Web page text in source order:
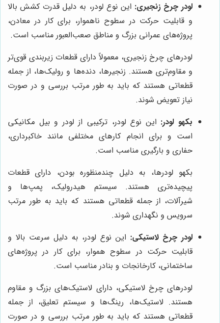
لودر چرخ زنجیری: این نوع لودر، به دلیل قدرت کشش بالا
و قابلیت حرکت در سطوح ناهموار، برای کار در معادن،
پروژه‌های عمرانی بزرگ و مناطق صعب‌العبور مناسب است.
لودرهای چرخ زنجیری، معمولاً دارای قطعات زیربندی قوی‌تر
و مقاوم‌تری هستند. زنجیرها، دنده‌ها و رولیک‌ها، از جمله
قطعاتی هستند که باید به طور مرتب بررسی و در صورت
نیاز تعویض شوند.
بکهو لودر: این نوع لودر، ترکیبی از لودر و بیل مکانیکی
است و برای انجام کارهای مختلفی مانند خاکبرداری،
حفاری و بارگیری مناسب است.
بکهو لودرها، به دلیل چندمنظوره بودن، دارای قطعات
پیچیده‌تری هستند. سیستم هیدرولیک، پمپ‌ها و
شیرآلات، از جمله قطعاتی هستند که باید به طور مرتب
سرویس و نگهداری شوند.
لودر چرخ لاستیکی: این نوع لودر، به دلیل سرعت بالا و
قابلیت حرکت در سطوح هموار، برای کار در پروژه‌های
ساختمانی، کارخانجات و بنادر مناسب است.
لودرهای چرخ لاستیکی، دارای لاستیک‌های بزرگ و مقاوم
هستند. لاستیک‌ها، رینگ‌ها و سیستم تعلیق، از جمله
قطعاتی هستند که باید به طور مرتب بررسی و در صورت